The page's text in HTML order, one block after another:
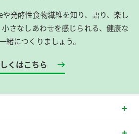
発酵性食物繊維を知り、語り、楽し
さなしあわせを感じられる、健康な
緒につくりましょう。
くはこちら